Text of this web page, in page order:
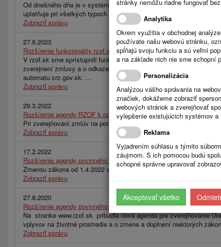
Od dnešného dňa je v systéme RZOF.sk aktívna nová verzia,
uplatňuje pri všetkých typoch vstupov – cez webové rozhranie, API
Zobraziť správu
27.6.2023
Rozšírenie funkcionality rzof.sk pri používaní automatického
V rzof.sk sme sprístupnili funkcionalitu, ktorá pri používaní
zverejnení zmluvy a o odkaze na zmluvu na crz.gov.sk. Táto
automatu crz.gov.sk. ...
Zobraziť správu
29.3.2022
Rozšírenie agendy RZOF k povinnému zverejňovaniu na stránke
Pri zverejňovaní zmlúv na portáli RZOF odporúčame zverejňovať
Zobraziť správu
17.2.2022
Rozšírenie agendy povinného zverejňovania na stránke https://
Zmenou zákona od 1.4.2022 vzniká povinnosť zverejňovania
Zobraziť správu
27.8.2020
Rozšírenie agendy povinného zverejňovania na stránke www.rzof.sk
Na stranke www.rzof.sk pribudla nová agenda pre zverejňovanie
vplyvov na životné prostredie a o zmene a doplnení niektorých
Zobraziť správu
stránky nemôžu riadne fungovať
Analytika
Okrem využitia v obchodnej
používate našu webovú stránku,
spĺňajú svoju funkciu a sú veľmi
a na základe nich nie sme schopní
Personalizácia
Analýzou vášho správania na
značiek, dokážeme zobraziť
webových stránok a zverejňovať
vylepšenie existujúcich systémov
Reklama
Vyjadrením súhlasu s týmito
záujmom. S ich pomocou budú
schopné správne upravovať
Akceptovať všetko